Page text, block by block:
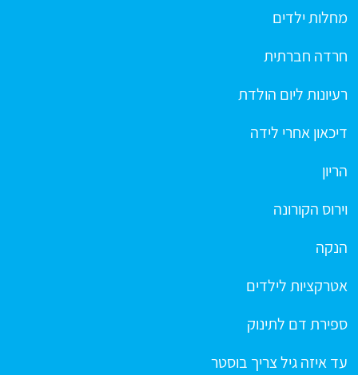
מחלות ילדים
חרדה חברתית
רעיונות ליום הולדת
דיכאון אחרי לידה
הריון
וירוס הקורונה
הנקה
אטרקציות לילדים
ספירת דם לתינוק
עד איזה גיל צריך בוסטר